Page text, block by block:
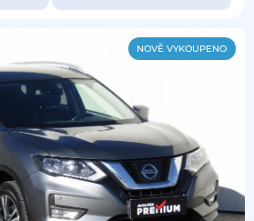
NOVĚ VYKOUPENO